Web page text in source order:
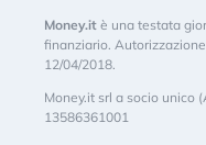
Money.it è una testata
finanziario.
12/04/2018.
Money.it srl a socio unico
13586361001